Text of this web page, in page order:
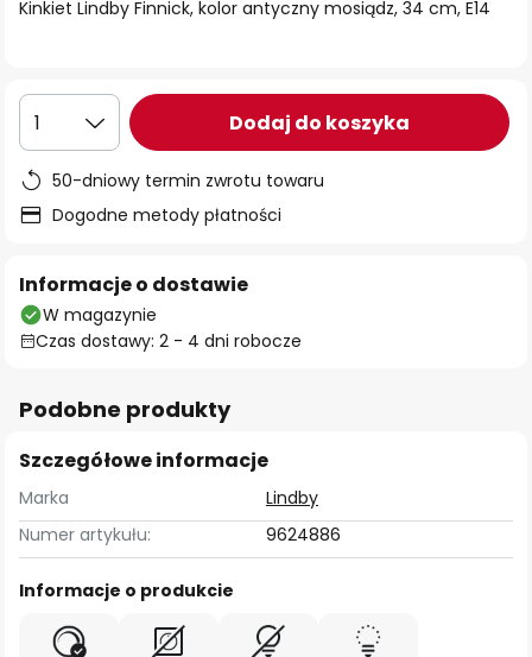
Kinkiet Lindby Finnick, kolor antyczny mosiądz, 34 cm, E14
1 Dodaj do koszyka
50-dniowy termin zwrotu towaru
Dogodne metody płatności
Informacje o dostawie
W magazynie
Czas dostawy: 2 - 4 dni robocze
Podobne produkty
Szczegółowe informacje
Marka
Lindby
Numer artykułu:
9624886
Informacje o produkcie